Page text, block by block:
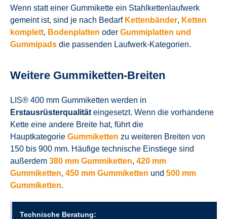
Wenn statt einer Gummikette ein Stahlkettenlaufwerk
gemeint ist, sind je nach Bedarf Kettenbänder, Ketten
komplett, Bodenplatten oder Gummiplatten und
Gummipads die passenden Laufwerk-Kategorien.
Weitere Gummiketten-Breiten
LIS® 400 mm Gummiketten werden in
Erstausrüsterqualität eingesetzt. Wenn die vorhandene
Kette eine andere Breite hat, führt die
Hauptkategorie Gummiketten zu weiteren Breiten von
150 bis 900 mm. Häufige technische Einstiege sind
außerdem 380 mm Gummiketten, 420 mm
Gummiketten, 450 mm Gummiketten und 500 mm
Gummiketten.
Technische Beratung: